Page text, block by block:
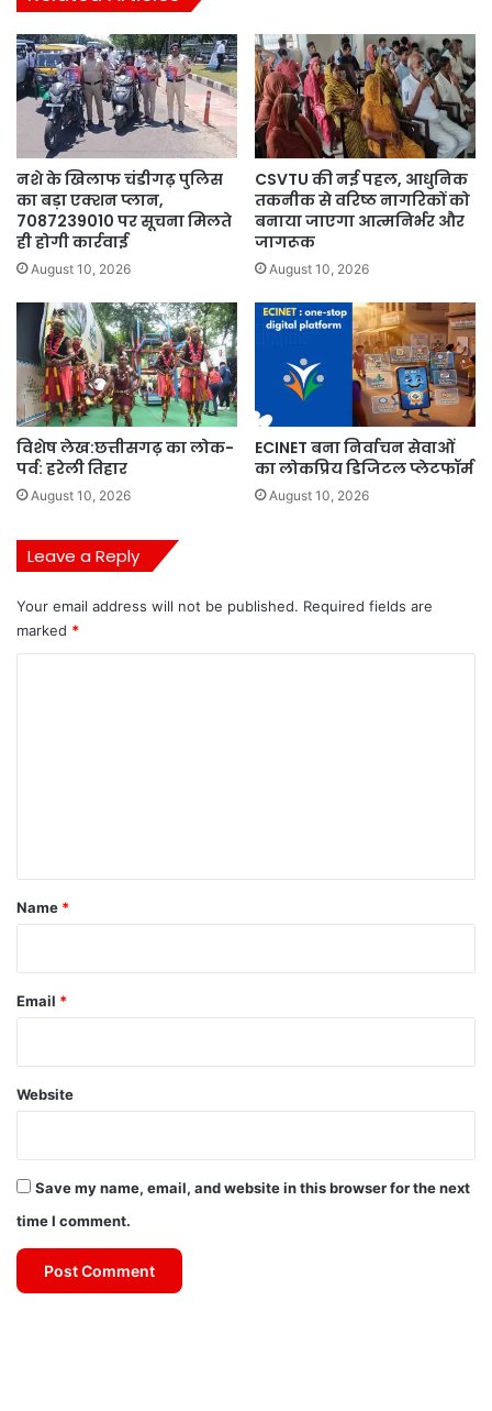
नशे के खिलाफ चंडीगढ़ पुलिस
का बड़ा एक्शन प्लान,
7087239010 पर सूचना मिलते
ही होगी कार्रवाई
August 10, 2026
CSVTU की नई पहल, आधुनिक
तकनीक से वरिष्ठ नागरिकों को
बनाया जाएगा आत्मनिर्भर और
जागरूक
August 10, 2026
विशेष लेख:छत्तीसगढ़ का लोक-
पर्व: हरेली तिहार
August 10, 2026
ECINET बना निर्वाचन सेवाओं
का लोकप्रिय डिजिटल प्लेटफॉर्म
August 10, 2026
Leave a Reply
Your email address will not be published. Required fields are
marked *
*
Name *
Email *
Website
Save my name, email, and website in this browser for the next
time I comment.